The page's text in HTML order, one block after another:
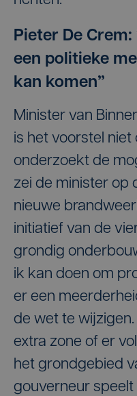
Pieter De
een politieke
kan komen”
Minister van
is het voorstel niet
onderzoekt de
zei de minister op
nieuwe
initiatief van de
grondig
ik kan doen om
er een
de wet te
extra zone of er
het grondgebied
gouverneur speelt